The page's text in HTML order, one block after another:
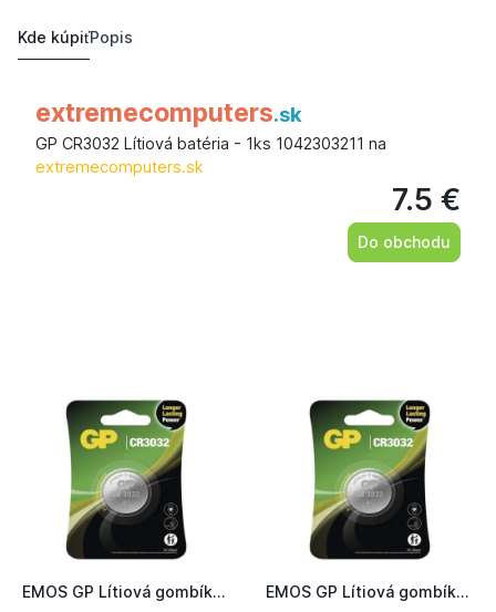
Kde kúpiťPopis
extremecomputers.sk
GP CR3032 Lítiová batéria - 1ks 1042303211 na
extremecomputers.sk
7.5 €
Do obchodu
EMOS GP Lítiová gombíková batéria CR3032 B15331 EMOS GP Lítiová gombíková batéria CR3032